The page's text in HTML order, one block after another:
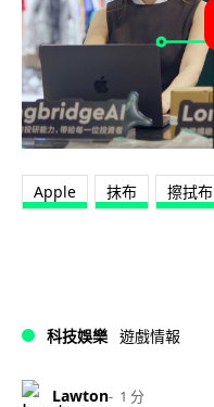
Apple 抹布 擦拭布
科技娛樂 遊戲情報
Lawton 1 分